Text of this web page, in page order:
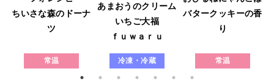
ちいさな森のドーナ
ツ
常温
あまおうのクリーム
いちご大福
ｆｕｗａｒｕ
冷凍・冷蔵
バタークッキーの香
り
常温